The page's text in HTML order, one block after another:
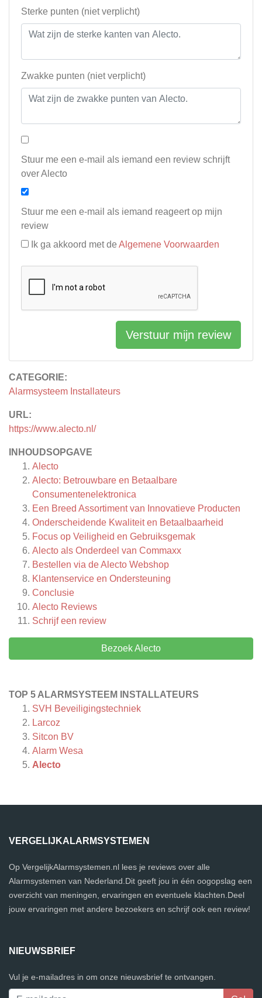
CATEGORIE:
Alarmsysteem Installateurs
URL:
https://www.alecto.nl/
INHOUDSOPGAVE
Alecto
Alecto: Betrouwbare en Betaalbare
Consumentenelektronica
Een Breed Assortiment van Innovatieve Producten
Onderscheidende Kwaliteit en Betaalbaarheid
Focus op Veiligheid en Gebruiksgemak
Alecto als Onderdeel van Commaxx
Bestellen via de Alecto Webshop
Klantenservice en Ondersteuning
Conclusie
Alecto Reviews
Schrijf een review
Bezoek Alecto
TOP 5 ALARMSYSTEEM INSTALLATEURS
SVH Beveiligingstechniek
Larcoz
Sitcon BV
Alarm Wesa
Alecto
Sterke punten (niet verplicht)
Zwakke punten (niet verplicht)
Stuur me een e-mail als iemand een review schrijft
over Alecto
Stuur me een e-mail als iemand reageert op mijn
review
Ik ga akkoord met de Algemene Voorwaarden
Verstuur mijn review
VERGELIJKALARMSYSTEMEN
Op VergelijkAlarmsystemen.nl lees je reviews over alle
Alarmsystemen van Nederland.Dit geeft jou in één oogopslag een
overzicht van meningen, ervaringen en eventuele klachten.Deel
jouw ervaringen met andere bezoekers en schrijf ook een review!
NIEUWSBRIEF
Vul je e-mailadres in om onze nieuwsbrief te ontvangen.